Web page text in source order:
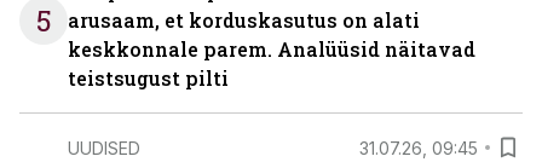
5
arusaam, et korduskasutus on alati
keskkonnale parem. Analüüsid näitavad
teistsugust pilti
UUDISED 31.07.26, 09:45